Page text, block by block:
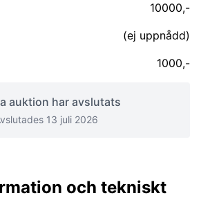
10000,-
(ej uppnådd)
1000,-
auktion har avslutats
13 juli 2026
och tekniskt